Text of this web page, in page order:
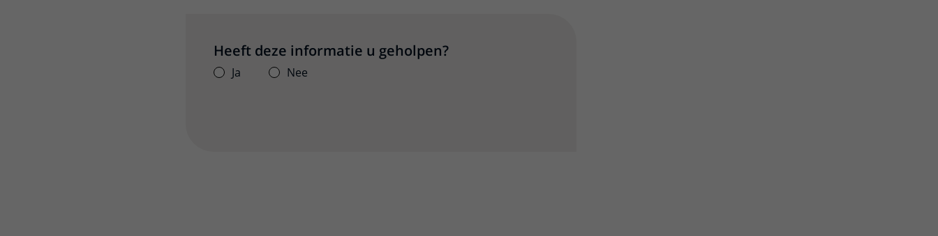
Heeft deze informatie u geholpen?
Ja Nee